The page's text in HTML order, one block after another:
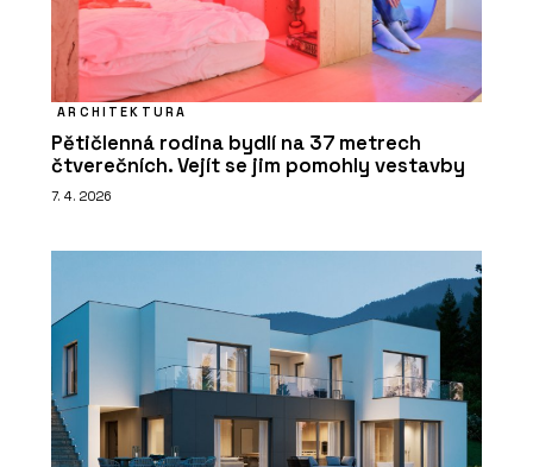
ARCHITEKTURA
Pětičlenná rodina bydlí na 37 metrech
čtverečních. Vejít se jim pomohly vestavby
7. 4. 2026